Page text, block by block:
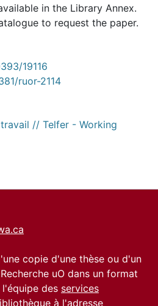
in the Library Annex.
to request the paper.
19116
ruor-2114
// Telfer - Working
copie d'une thèse ou d'un
uO dans un format
des services
à l'adresse